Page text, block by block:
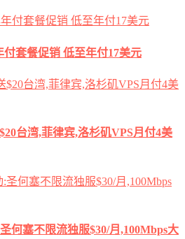
付套餐促销 低至年付17美元
台湾,菲律宾,洛杉矶VPS月付4美
何塞不限流独服$30/月,100Mbps大